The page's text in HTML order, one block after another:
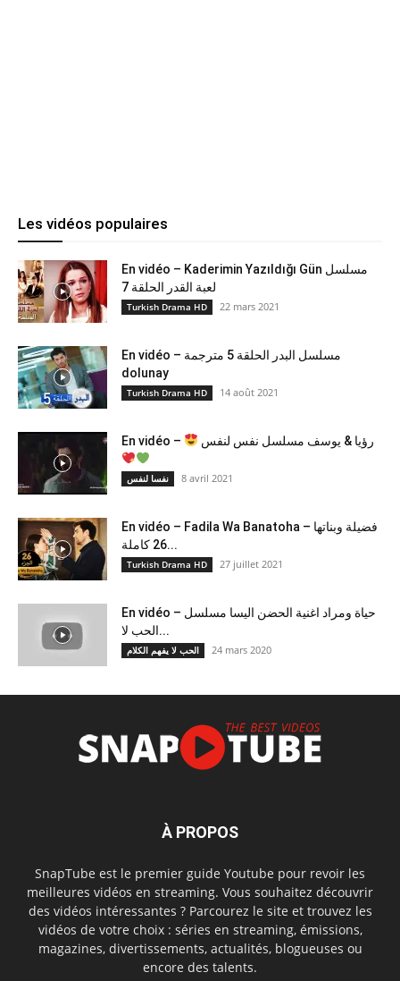
Les vidéos populaires
En vidéo – Kaderimin Yazıldığı Gün مسلسل
لعبة القدر الحلقة 7
Turkish Drama HD 22 mars 2021
En vidéo – مسلسل البدر الحلقة 5 مترجمة
dolunay
Turkish Drama HD 14 août 2021
En vidéo – رؤيا & يوسف مسلسل نفس لنفس
نفسا لنفس 8 avril 2021
En vidéo – Fadila Wa Banatoha – فضيلة وبناتها
26 كاملة...
Turkish Drama HD 27 juillet 2021
En vidéo – حياة ومراد اغنية الحضن اليسا مسلسل
الحب لا...
الحب لا يفهم الكلام 24 mars 2020
À PROPOS
SnapTube est le premier guide Youtube pour revoir les
meilleures vidéos en streaming. Vous souhaitez découvrir
des vidéos intéressantes ? Parcourez le site et trouvez les
vidéos de votre choix : séries en streaming, émissions,
magazines, divertissements, actualités, blogueuses ou
encore des talents.